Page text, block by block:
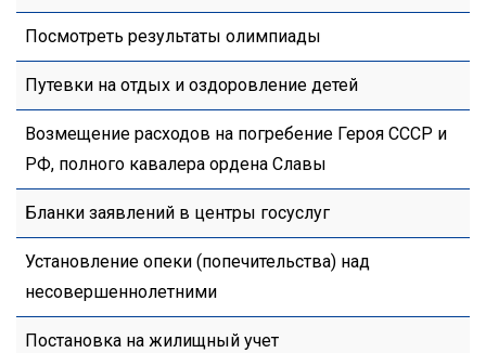
Посмотреть результаты олимпиады
Путевки на отдых и оздоровление детей
Возмещение расходов на погребение Героя СССР и
РФ, полного кавалера ордена Славы
Бланки заявлений в центры госуслуг
Установление опеки (попечительства) над
несовершеннолетними
Постановка на жилищный учет